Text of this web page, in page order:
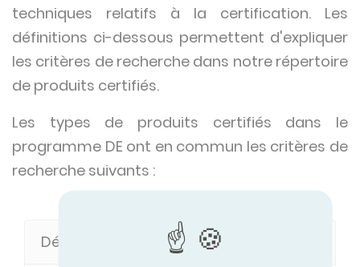
techniques relatifs à la certification. Les
définitions ci-dessous permettent d'expliquer
les critères de recherche dans notre répertoire
de produits certifiés.
Les types de produits certifiés dans le
programme DE ont en commun les critères de
recherche suivants :
Définitions des modèles